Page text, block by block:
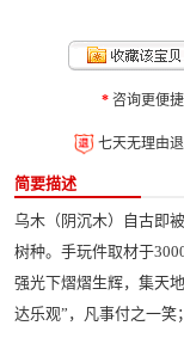
*咨询更便捷
七天无理由
简要描述
乌木（阴沉木）自古即
树种。手玩件取材于
强光下熠熠生辉，集天
达乐观”，凡事付之一笑